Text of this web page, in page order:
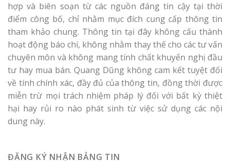
hợp và biên soạn từ các nguồn đáng tin cậy tại thời
điểm công bố, chỉ nhằm mục đích cung cấp thông tin
tham khảo chung. Thông tin tại đây không cấu thành
hoạt động báo chí, không nhằm thay thế cho các tư vấn
chuyên môn và không mang tính chất khuyến nghị đầu
tư hay mua bán. Quang Dũng không cam kết tuyệt đối
về tính chính xác, đầy đủ của thông tin, đồng thời được
miễn trừ mọi trách nhiệm pháp lý đối với bất kỳ thiệt
hại hay rủi ro nào phát sinh từ việc sử dụng các nội
dung này.
ĐĂNG KÝ NHẬN BẢNG TIN